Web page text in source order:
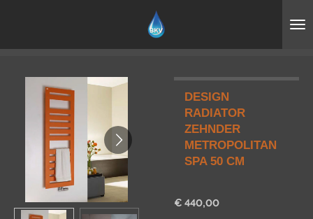
DESIGN
RADIATOR
ZEHNDER
METROPOLITAN
SPA 50 CM
€ 440,00